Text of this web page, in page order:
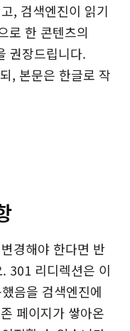
, 검색엔진이 읽기
로 한 콘텐츠의
권장드립니다.
, 본문은 한글로 작
경해야 한다면 반
301 리디렉션은 이
음을 검색엔진에
페이지가 쌓아온